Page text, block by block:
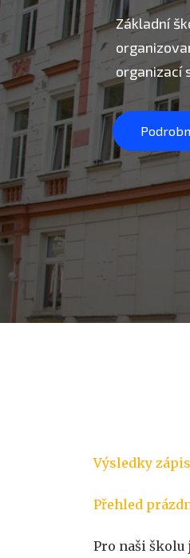
Základní
organizací
Výsledky
Přehled
Pro naši školu